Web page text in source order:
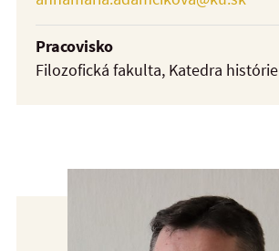
Pracovisko
Filozofická fakulta, Katedra histórie